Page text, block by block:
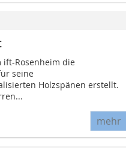
ift-Rosenheim die
seine
Holzspänen erstellt.
mehr